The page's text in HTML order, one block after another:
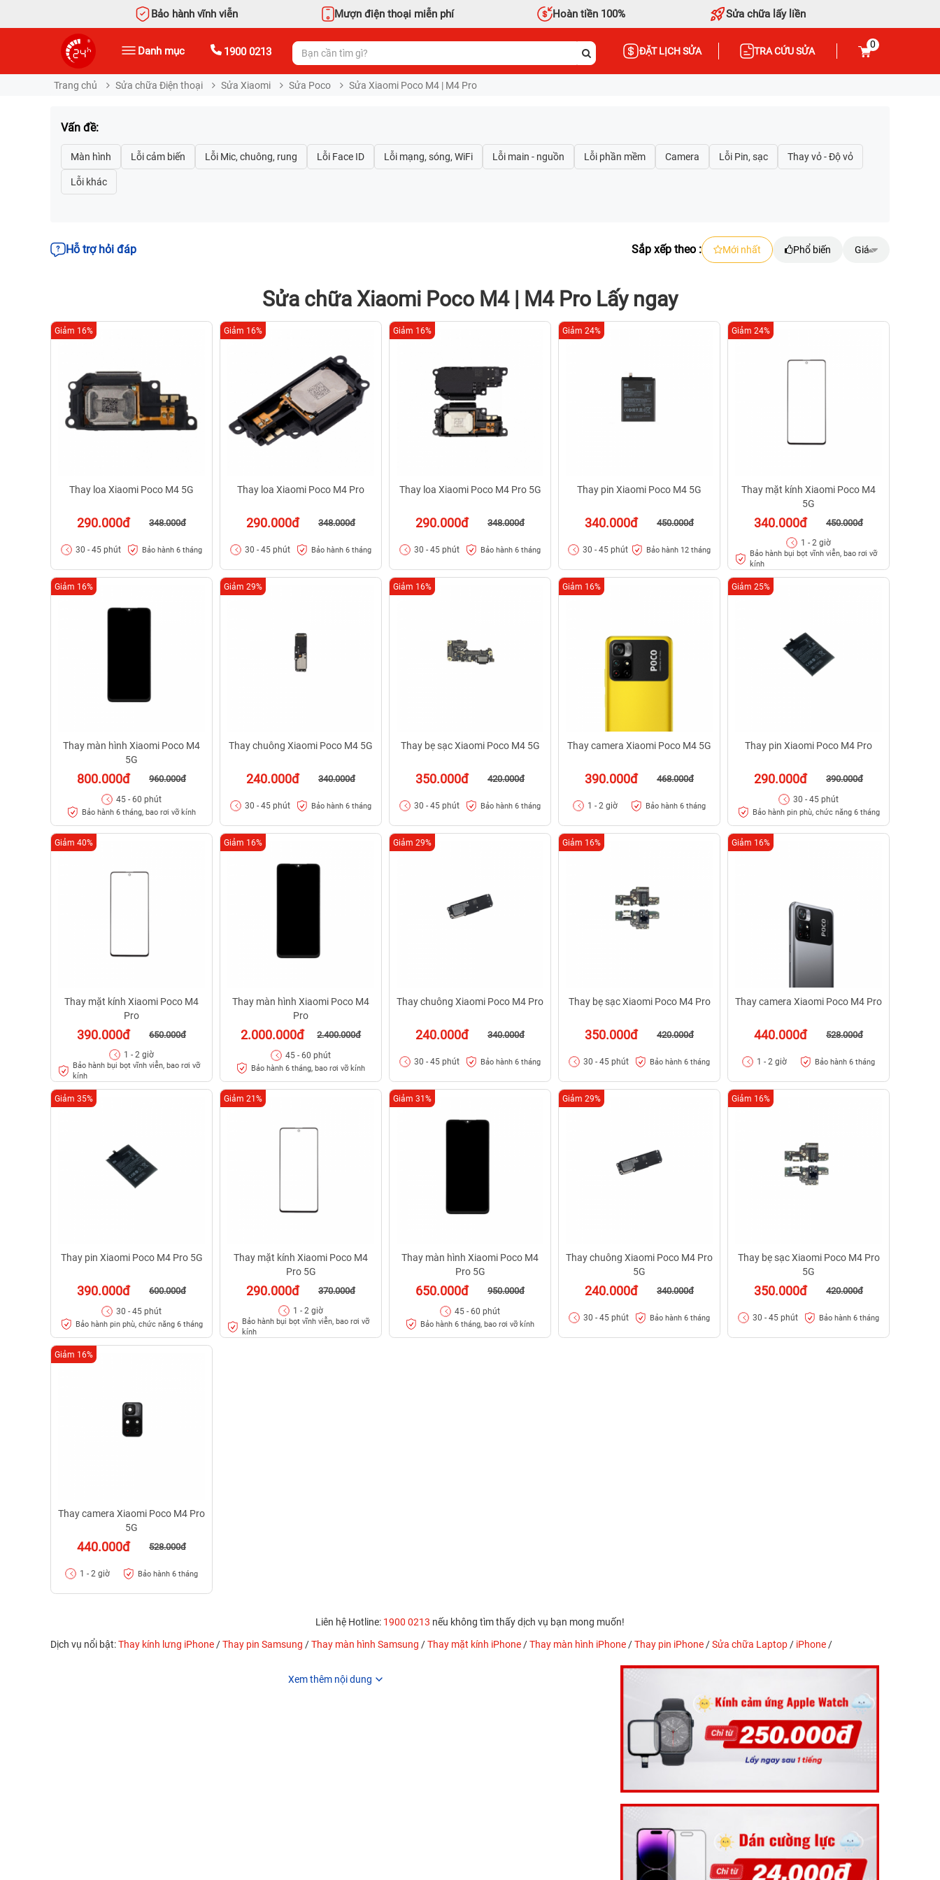
Bảo hành vĩnh viễn Mượn điện thoại miễn phí Hoàn tiền 100% Sửa chữa lấy liền
Danh mục 1900 0213 ĐẶT LỊCH SỬA TRA CỨU SỬA
0
Trang chủ Sửa chữa Điện thoại Sửa Xiaomi Sửa Poco Sửa Xiaomi Poco M4 | M4 Pro
Vấn đề:
Hỗ trợ hỏi đáp Sắp xếp theo : Mới nhất Phổ biến Giá
Sửa chữa Xiaomi Poco M4 | M4 Pro Lấy ngay
Thay loa Xiaomi Poco M4 5G
290.000đ 348.000đ
Giảm 16%
30 - 45 phút Bảo hành 6 tháng
Thay loa Xiaomi Poco M4 Pro
290.000đ 348.000đ
Giảm 16%
30 - 45 phút Bảo hành 6 tháng
Thay loa Xiaomi Poco M4 Pro 5G
290.000đ 348.000đ
Giảm 16%
30 - 45 phút Bảo hành 6 tháng
Thay pin Xiaomi Poco M4 5G
340.000đ 450.000đ
Giảm 24%
30 - 45 phút Bảo hành 12 tháng
Thay mặt kính Xiaomi Poco M4
5G
340.000đ 450.000đ
Giảm 24%
1 - 2 giờ
Bảo hành bụi bọt vĩnh viễn, bao rơi vỡ
kính
Thay màn hình Xiaomi Poco M4
5G
800.000đ 960.000đ
Giảm 16%
45 - 60 phút
Bảo hành 6 tháng, bao rơi vỡ kính
Thay chuông Xiaomi Poco M4 5G
240.000đ 340.000đ
Giảm 29%
30 - 45 phút Bảo hành 6 tháng
Thay bẹ sạc Xiaomi Poco M4 5G
350.000đ 420.000đ
Giảm 16%
30 - 45 phút Bảo hành 6 tháng
Thay camera Xiaomi Poco M4 5G
390.000đ 468.000đ
Giảm 16%
1 - 2 giờ Bảo hành 6 tháng
Thay pin Xiaomi Poco M4 Pro
290.000đ 390.000đ
Giảm 25%
30 - 45 phút
Bảo hành pin phù, chức năng 6 tháng
Thay mặt kính Xiaomi Poco M4
Pro
390.000đ 650.000đ
Giảm 40%
1 - 2 giờ
Bảo hành bụi bọt vĩnh viễn, bao rơi vỡ
kính
Thay màn hình Xiaomi Poco M4
Pro
2.000.000đ 2.400.000đ
Giảm 16%
45 - 60 phút
Bảo hành 6 tháng, bao rơi vỡ kính
Thay chuông Xiaomi Poco M4 Pro
240.000đ 340.000đ
Giảm 29%
30 - 45 phút Bảo hành 6 tháng
Thay bẹ sạc Xiaomi Poco M4 Pro
350.000đ 420.000đ
Giảm 16%
30 - 45 phút Bảo hành 6 tháng
Thay camera Xiaomi Poco M4 Pro
440.000đ 528.000đ
Giảm 16%
1 - 2 giờ Bảo hành 6 tháng
Thay pin Xiaomi Poco M4 Pro 5G
390.000đ 600.000đ
Giảm 35%
30 - 45 phút
Bảo hành pin phù, chức năng 6 tháng
Thay mặt kính Xiaomi Poco M4
Pro 5G
290.000đ 370.000đ
Giảm 21%
1 - 2 giờ
Bảo hành bụi bọt vĩnh viễn, bao rơi vỡ
kính
Thay màn hình Xiaomi Poco M4
Pro 5G
650.000đ 950.000đ
Giảm 31%
45 - 60 phút
Bảo hành 6 tháng, bao rơi vỡ kính
Thay chuông Xiaomi Poco M4 Pro
5G
240.000đ 340.000đ
Giảm 29%
30 - 45 phút Bảo hành 6 tháng
Thay bẹ sạc Xiaomi Poco M4 Pro
5G
350.000đ 420.000đ
Giảm 16%
30 - 45 phút Bảo hành 6 tháng
Thay camera Xiaomi Poco M4 Pro
5G
440.000đ 528.000đ
Giảm 16%
1 - 2 giờ Bảo hành 6 tháng
Liên hệ Hotline: 1900 0213 nếu không tìm thấy dịch vụ bạn mong muốn!
Dịch vụ nổi bật:Thay kính lưng iPhone /Thay pin Samsung /Thay màn hình Samsung /Thay mặt kính iPhone /Thay màn hình iPhone /Thay pin iPhone /Sửa chữa Laptop / iPhone /
Xem thêm nội dung